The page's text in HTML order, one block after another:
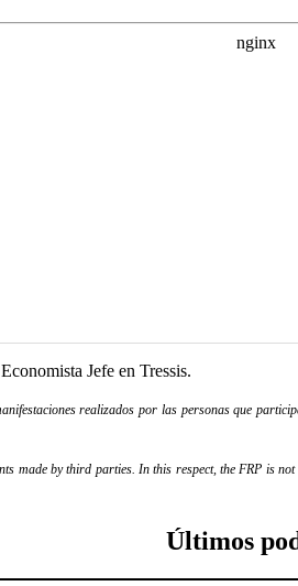
Jefe en Tressis.
realizados por las personas que
made by third parties. In this respect, the FRP is
Últimos